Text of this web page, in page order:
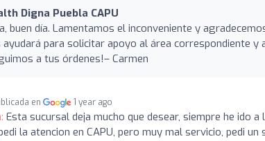
Digna Puebla CAPU
buen día. Lamentamos el inconveniente y
ayudará para solicitar apoyo al área correspondiente y
a tus órdenes!– Carmen
en 1 year ago
Esta sucursal deja mucho que desear, siempre he ido
la atencion en CAPU, pero muy mal servicio, pedi